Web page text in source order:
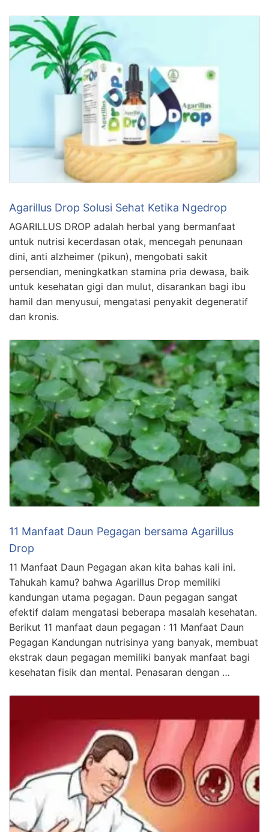
Agarillus Drop Solusi Sehat Ketika Ngedrop
AGARILLUS DROP adalah herbal yang bermanfaat
untuk nutrisi kecerdasan otak, mencegah penunaan
dini, anti alzheimer (pikun), mengobati sakit
persendian, meningkatkan stamina pria dewasa, baik
untuk kesehatan gigi dan mulut, disarankan bagi ibu
hamil dan menyusui, mengatasi penyakit degeneratif
dan kronis.
11 Manfaat Daun Pegagan bersama Agarillus
Drop
11 Manfaat Daun Pegagan akan kita bahas kali ini.
Tahukah kamu? bahwa Agarillus Drop memiliki
kandungan utama pegagan. Daun pegagan sangat
efektif dalam mengatasi beberapa masalah kesehatan.
Berikut 11 manfaat daun pegagan : 11 Manfaat Daun
Pegagan Kandungan nutrisinya yang banyak, membuat
ekstrak daun pegagan memiliki banyak manfaat bagi
kesehatan fisik dan mental. Penasaran dengan …